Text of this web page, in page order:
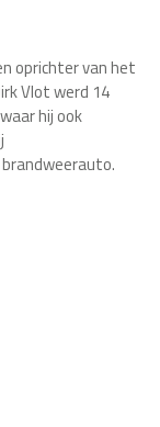
oprichter van het
Vlot werd 14
hij ook